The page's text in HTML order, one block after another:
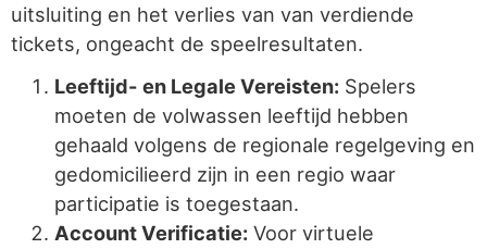
uitsluiting en het verlies van van verdiende
tickets, ongeacht de speelresultaten.
Leeftijd- en Legale Vereisten: Spelers
moeten de volwassen leeftijd hebben
gehaald volgens de regionale regelgeving en
gedomicilieerd zijn in een regio waar
participatie is toegestaan.
Account Verificatie: Voor virtuele